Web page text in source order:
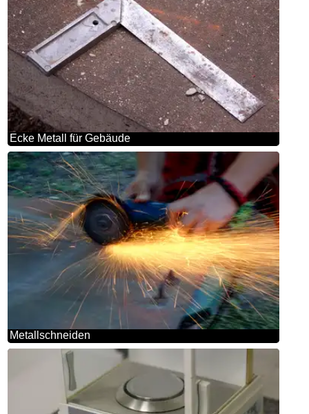
Ecke Metall für Gebäude
Metallschneiden